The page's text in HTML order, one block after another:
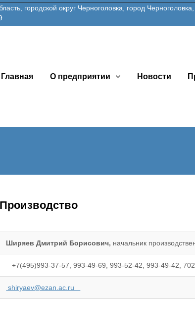
городской округ Черноголовка, город Черноголовка,
Главная О предприятии Новости
Производство
Ширяев Дмитрий Борисович, начальник
+7(495)993-37-57, 993-49-69, 993-52-42, 993-49-42,
shiryaev@ezan.ac.ru